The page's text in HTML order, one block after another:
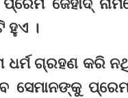
ହୁଏ ।
ଧର୍ମ ଗ୍ରହଣ କରି
ପ୍ରେମ